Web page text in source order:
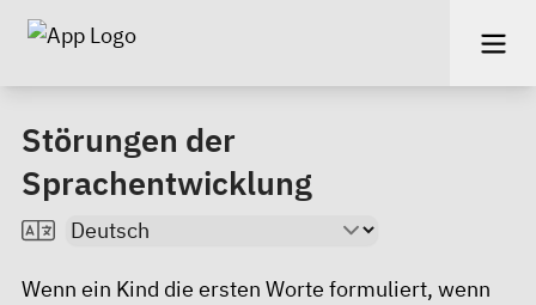
Störungen der
Sprachentwicklung
Wenn ein Kind die ersten Worte formuliert, wenn